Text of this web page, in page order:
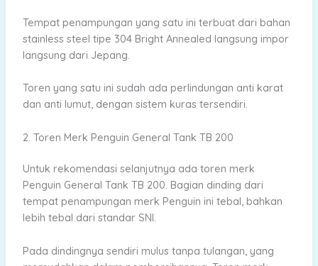
Tempat penampungan yang satu ini terbuat dari bahan
stainless steel tipe 304 Bright Annealed langsung impor
langsung dari Jepang.
Toren yang satu ini sudah ada perlindungan anti karat
dan anti lumut, dengan sistem kuras tersendiri.
2. Toren Merk Penguin General Tank TB 200
Untuk rekomendasi selanjutnya ada toren merk
Penguin General Tank TB 200. Bagian dinding dari
tempat penampungan merk Penguin ini tebal, bahkan
lebih tebal dari standar SNI.
Pada dindingnya sendiri mulus tanpa tulangan, yang